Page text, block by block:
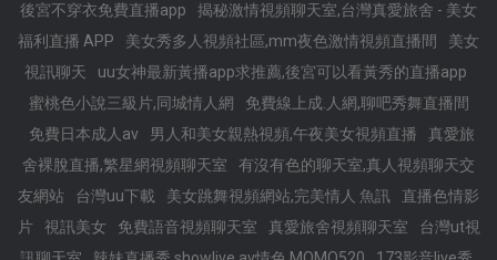
後宮不穿衣免費直播app
揭秘激情視頻聊天室,台灣真愛旅舍 - 美女
福利直播 APP
美女秀多人視頻社區,mm夜色激情視頻直播間
美女
視訊聊天
uu女神最新黃播app求推薦,後宮可以看黃秀的直播app
蜜桃色小說三級片,同城情人網
免費線上成.人網,聊吧秀舞直播間
免費日本成人av
男人和美女親熱視頻,午夜美女視頻直播
真愛旅
舍裸脫直播,繁星網視頻聊天室
有沒有色的聊天室,真人視頻聊天交
友網站
台灣uu下載 美女跳舞視頻網站,完美情人 魚訊
直播色情影
片
視訊美女 免費語音視頻聊天室 真愛旅舍視頻聊天室
台灣ut視